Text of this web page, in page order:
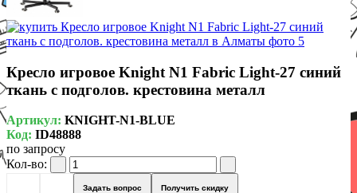
Кресло игровое Knight N1 Fabric Light-27 синий
ткань с подголов. крестовина металл
Артикул: KNIGHT-N1-BLUE
Код: ID48888
по запросу
Кол-во:
Задать вопрос Получить скидку